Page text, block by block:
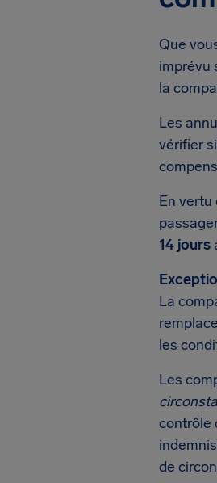
Que
imprévu
la
Les
vérifier
En
14 jours
La
les
Les
contrôle
de